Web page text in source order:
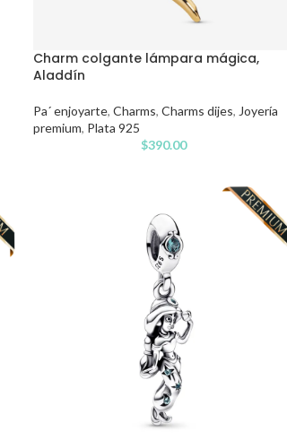
Charm colgante lámpara mágica,
Aladdín
Pa´ enjoyarte, Charms, Charms dijes, Joyería
premium, Plata 925
$390.00